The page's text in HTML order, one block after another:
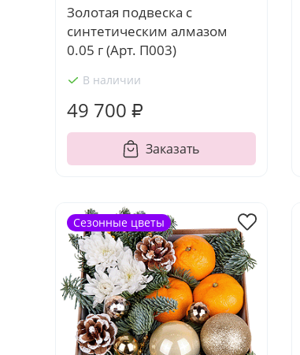
Золотая подвеска с
синтетическим алмазом
0.05 г (Арт. П003)
В наличии
49 700 ₽
Заказать
Сезонные цветы